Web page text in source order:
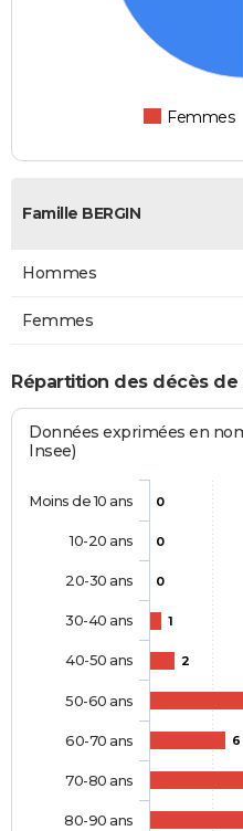
Femmes
Famille BERGIN
Hommes
Femmes
Répartition des décès de
Données exprimées en
Insee)
0
0
0
1
2
6
Moins de 10 ans
10-20 ans
20-30 ans
30-40 ans
40-50 ans
50-60 ans
60-70 ans
70-80 ans
80-90 ans